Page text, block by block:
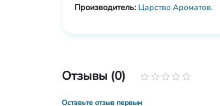
Производитель: Царство Ароматов.
Отзывы (0)
Оставьте отзыв первым